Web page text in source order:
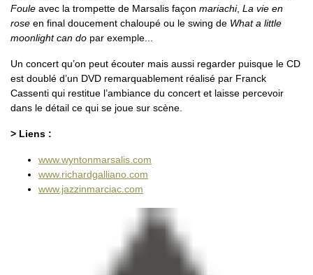
Foule avec la trompette de Marsalis façon mariachi, La vie en
rose en final doucement chaloupé ou le swing de What a little
moonlight can do par exemple...
Un concert qu’on peut écouter mais aussi regarder puisque le CD
est doublé d’un DVD remarquablement réalisé par Franck
Cassenti qui restitue l’ambiance du concert et laisse percevoir
dans le détail ce qui se joue sur scène.
> Liens :
www.wyntonmarsalis.com
www.richardgalliano.com
www.jazzinmarciac.com